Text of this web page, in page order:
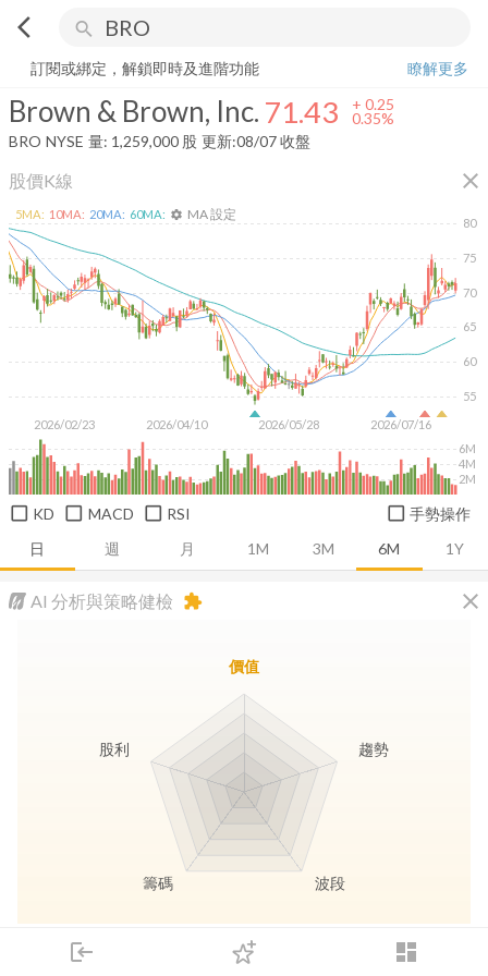
arrow_back_ios search
login dashboard
下單
Brown & Brown, Inc.
訂閱或綁定，解鎖即時及進階功能
瞭解更多
Brown & Brown, Inc. 71.43 + 0.25
0.35%
BRO NYSE 量: 1,259,000 股 更新:08/07 收盤
股價K線 close
日 週 月 1M 3M 6M 1Y
2026/02/23 2026/04/10 2026/05/28 2026/07/16
55
60
65
70
75
80
2M
4M
6M
5MA: 10MA: 20MA: 60MA: settings MA 設定
KD MACD RSI 手勢操作
AI 分析與策略健檢 close
extension
長線價值 存股收息
價值
趨勢
波段
籌碼
股利